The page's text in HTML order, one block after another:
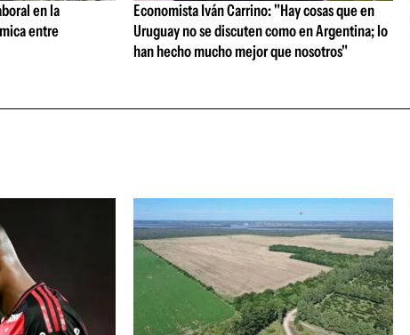
en la
entre
Economista Iván Carrino: "Hay cosas que en
Uruguay no se discuten como en Argentina; lo
han hecho mucho mejor que nosotros"